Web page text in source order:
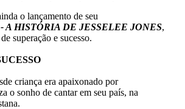
o lançamento de seu
A HISTÓRIA DE JESSELEE JONES,
superação e sucesso.
criança era apaixonado por
o sonho de cantar em seu país, na